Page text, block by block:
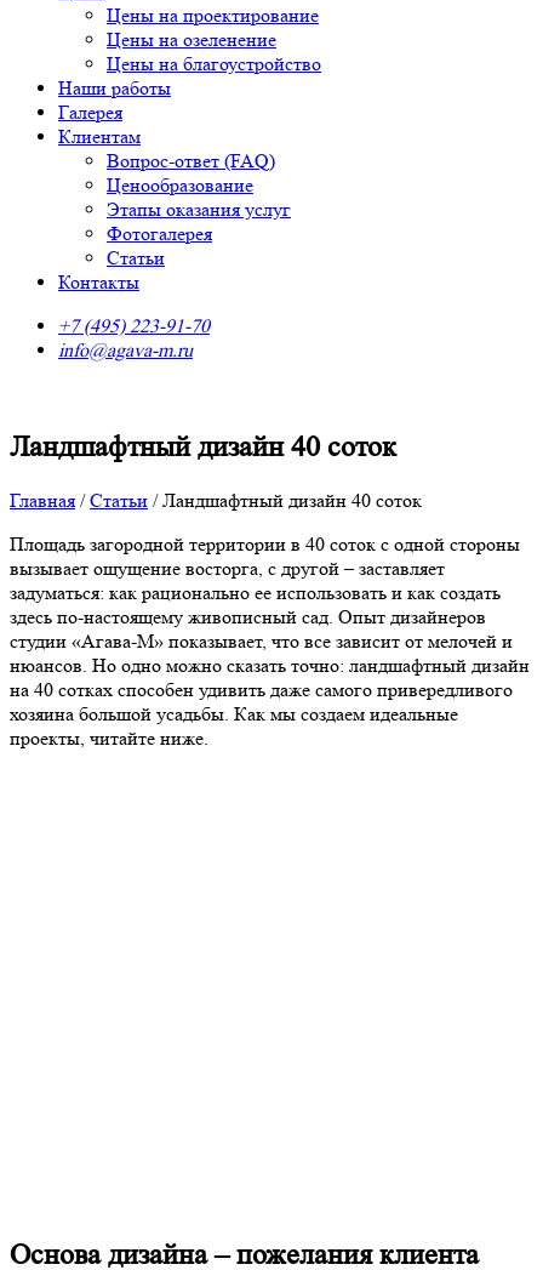
Цены на проектирование
Цены на озеленение
Цены на благоустройство
Наши работы
Галерея
Клиентам
Вопрос-ответ (FAQ)
Ценообразование
Этапы оказания услуг
Фотогалерея
Статьи
Контакты
+7 (495) 223-91-70
info@agava-m.ru
Ландшафтный дизайн 40 соток
Главная /Статьи /Ландшафтный дизайн 40 соток
Площадь загородной территории в 40 соток с одной стороны
вызывает ощущение восторга, с другой – заставляет
задуматься: как рационально ее использовать и как создать
здесь по-настоящему живописный сад. Опыт дизайнеров
студии «Агава-М» показывает, что все зависит от мелочей и
нюансов. Но одно можно сказать точно: ландшафтный дизайн
на 40 сотках способен удивить даже самого привередливого
хозяина большой усадьбы. Как мы создаем идеальные
проекты, читайте ниже.
Основа дизайна – пожелания клиента